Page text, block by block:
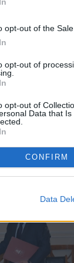
opt-out of the
opt-out of
opt-out of
Data that
CONFIRM
Data
υπό